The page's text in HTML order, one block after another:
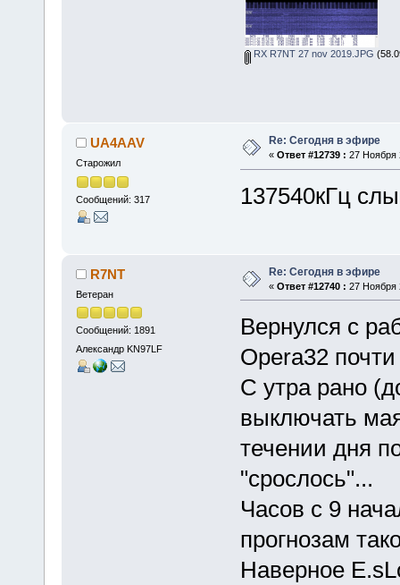
RX R7NT 27 nov 2019.JPG
UA4AAV
Старожил
Сообщений: 317
Re: Сегодня в эфире
« Ответ #12739 : 27 Ноября
137540кГц
R7NT
Ветеран
Сообщений: 1891
Александр KN97LF
Re: Сегодня в эфире
« Ответ #12740 : 27 Ноября
Вернулся с
Opera32 почти
С утра рано
выключать
течении дня
"срослось"...
Часов с 9
прогнозам
Наверное